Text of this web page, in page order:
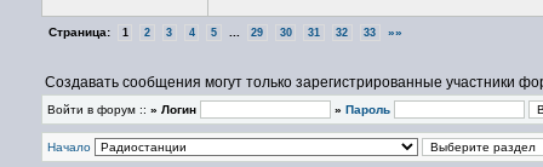
Страница: 1 2 3 4 5 29 30 31 32 33 »»
Создавать сообщения могут только зарегистрированные участники
Войти в форум :: » Логин » Пароль
Начало